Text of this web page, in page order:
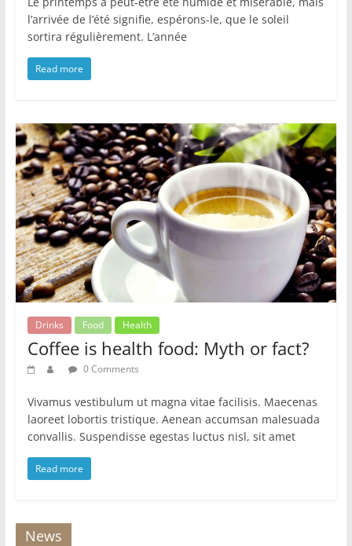
l’arrivée de l’été signifie, espérons-le, que le soleil
sortira régulièrement. L’année
Read more
Drinks Food Health
Coffee is health food: Myth or fact?
0 Comments
Vivamus vestibulum ut magna vitae facilisis. Maecenas
laoreet lobortis tristique. Aenean accumsan malesuada
convallis. Suspendisse egestas luctus nisl, sit amet
Read more
News